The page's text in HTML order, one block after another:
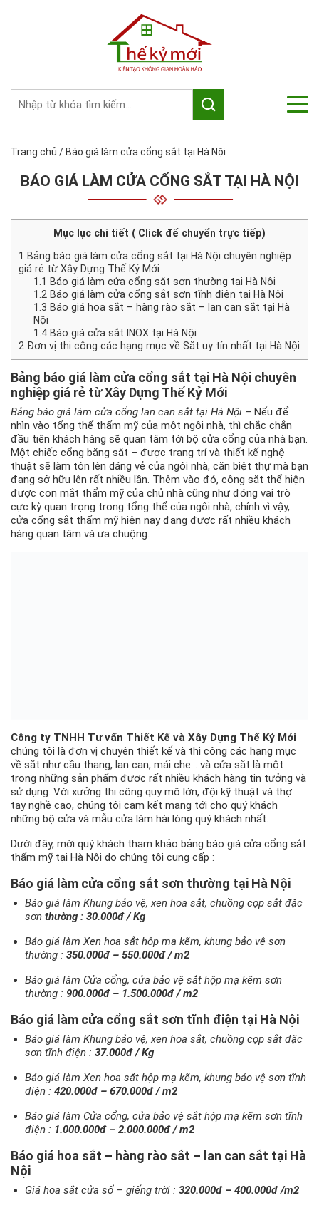
Trang chủ / Báo giá làm cửa cổng sắt tại Hà Nội
BÁO GIÁ LÀM CỬA CỔNG SẮT TẠI HÀ NỘI
Mục lục chi tiết ( Click để chuyển trực tiếp)
1 Bảng báo giá làm cửa cổng sắt tại Hà Nội chuyên nghiệp
giá rẻ từ Xây Dựng Thế Kỷ Mới
1.1 Báo giá làm cửa cổng sắt sơn thường tại Hà Nội
1.2 Báo giá làm cửa cổng sắt sơn tĩnh điện tại Hà Nội
1.3 Báo giá hoa sắt – hàng rào sắt – lan can sắt tại Hà
Nội
1.4 Báo giá cửa sắt INOX tại Hà Nội
2 Đơn vị thi công các hạng mục về Sắt uy tín nhất tại Hà Nội
Bảng báo giá làm cửa cổng sắt tại Hà Nội chuyên
nghiệp giá rẻ từ Xây Dựng Thế Kỷ Mới
Bảng báo giá làm cửa cổng lan can sắt tại Hà Nội – Nếu để
nhìn vào tổng thể thẩm mỹ của một ngôi nhà, thì chắc chắn
đầu tiên khách hàng sẽ quan tâm tới bộ cửa cổng của nhà bạn.
Một chiếc cổng bằng sắt – được trang trí và thiết kế nghệ
thuật sẽ làm tôn lên dáng vẻ của ngôi nhà, căn biệt thự mà bạn
đang sở hữu lên rất nhiều lần. Thêm vào đó, công sắt thể hiện
được con mắt thẩm mỹ của chủ nhà cũng như đóng vai trò
cực kỳ quan trọng trong tổng thể của ngôi nhà, chính vì vậy,
cửa cổng sắt thẩm mỹ hiện nay đang được rất nhiều khách
hàng quan tâm và ưa chuộng.
Công ty TNHH Tư vấn Thiết Kế và Xây Dựng Thế Kỷ Mới
chúng tôi là đơn vị chuyên thiết kế và thi công các hạng mục
về sắt như cầu thang, lan can, mái che… và cửa sắt là một
trong những sản phẩm được rất nhiều khách hàng tin tưởng và
sử dụng. Với xưởng thi công quy mô lớn, đội kỹ thuật và thợ
tay nghề cao, chúng tôi cam kết mang tới cho quý khách
những bộ cửa và mẫu cửa làm hài lòng quý khách nhất.
Dưới đây, mời quý khách tham khảo bảng báo giá cửa cổng sắt
thẩm mỹ tại Hà Nội do chúng tôi cung cấp :
Báo giá làm cửa cổng sắt sơn thường tại Hà Nội
Báo giá làm Khung bảo vệ, xen hoa sắt, chuồng cọp sắt đặc
sơn thường : 30.000đ / Kg
Báo giá làm Xen hoa sắt hộp mạ kẽm, khung bảo vệ sơn
thường : 350.000đ – 550.000đ / m2
Báo giá làm Cửa cổng, cửa bảo vệ sắt hộp mạ kẽm sơn
thường : 900.000đ – 1.500.000đ / m2
Báo giá làm cửa cổng sắt sơn tĩnh điện tại Hà Nội
Báo giá làm Khung bảo vệ, xen hoa sắt, chuồng cọp sắt đặc
sơn tĩnh điện : 37.000đ / Kg
Báo giá làm Xen hoa sắt hộp mạ kẽm, khung bảo vệ sơn tĩnh
điện : 420.000đ – 670.000đ / m2
Báo giá làm Cửa cổng, cửa bảo vệ sắt hộp mạ kẽm sơn tĩnh
điện : 1.000.000đ – 2.000.000đ / m2
Báo giá hoa sắt – hàng rào sắt – lan can sắt tại Hà
Nội
Giá hoa sắt cửa sổ – giếng trời : 320.000đ – 400.000đ /m2